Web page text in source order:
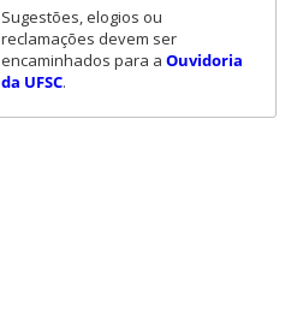
Sugestões, elogios ou
reclamações devem ser
encaminhados para a Ouvidoria
da UFSC.